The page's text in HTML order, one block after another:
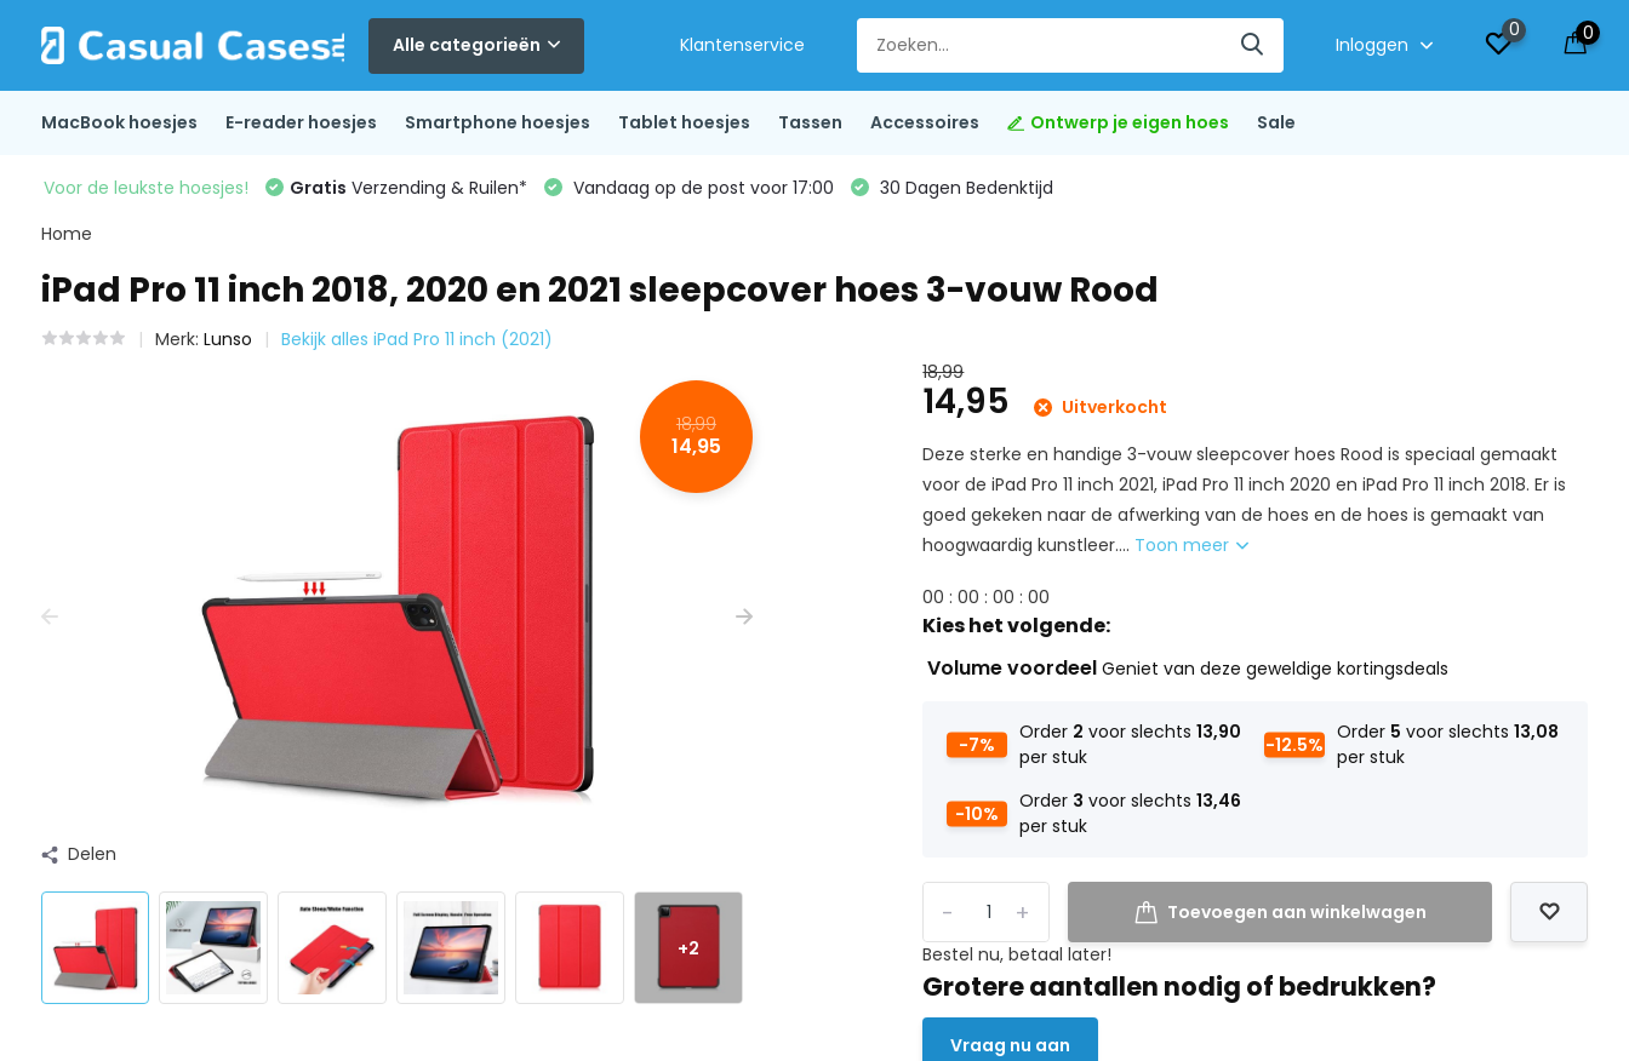
Alle categorieën Klantenservice Inloggen
0 0
MacBook hoesjes E-reader hoesjes Smartphone hoesjes Tablet hoesjes Tassen Accessoires Ontwerp je eigen hoes Sale
Voor de leukste hoesjes! Gratis Verzending & Ruilen* Vandaag op de post voor 17:00
30 Dagen Bedenktijd
Home
iPad Pro 11 inch 2018, 2020 en 2021 sleepcover hoes 3-vouw Rood
Merk: Lunso Bekijk alles iPad Pro 11 inch (2021)
18,99
14,95
Delen
+2
18,99
14,95
Uitverkocht
Deze sterke en handige 3-vouw sleepcover hoes Rood is speciaal gemaakt
voor de iPad Pro 11 inch 2021, iPad Pro 11 inch 2020 en iPad Pro 11 inch 2018. Er is
goed gekeken naar de afwerking van de hoes en de hoes is gemaakt van
hoogwaardig kunstleer.... Toon meer
00 :00 :00 :00
Kies het volgende:
Volume voordeelGeniet van deze geweldige kortingsdeals
-7%
Order 2 voor slechts13,90
per stuk
-10%
Order 3 voor slechts13,46
per stuk
-12.5%
Order 5 voor slechts 13,08
per stuk
+
-
Toevoegen aan winkelwagen
Bestel nu, betaal later!
Grotere aantallen nodig of bedrukken?
Vraag nu aan